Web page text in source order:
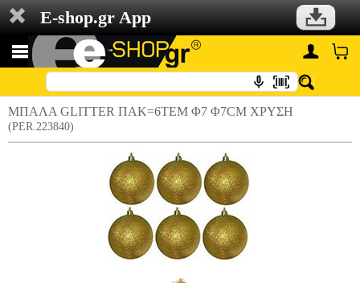
E-shop.gr App
ΜΠΑΛΑ GLITTER ΠΑΚ=6ΤΕΜ Φ7 Φ7CM ΧΡΥΣΗ
(PER.223840)